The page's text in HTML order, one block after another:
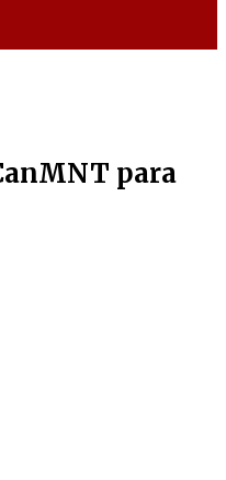
para